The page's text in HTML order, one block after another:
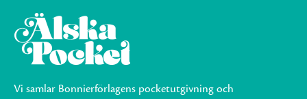
Vi samlar Bonnierförlagens pocketutgivning och